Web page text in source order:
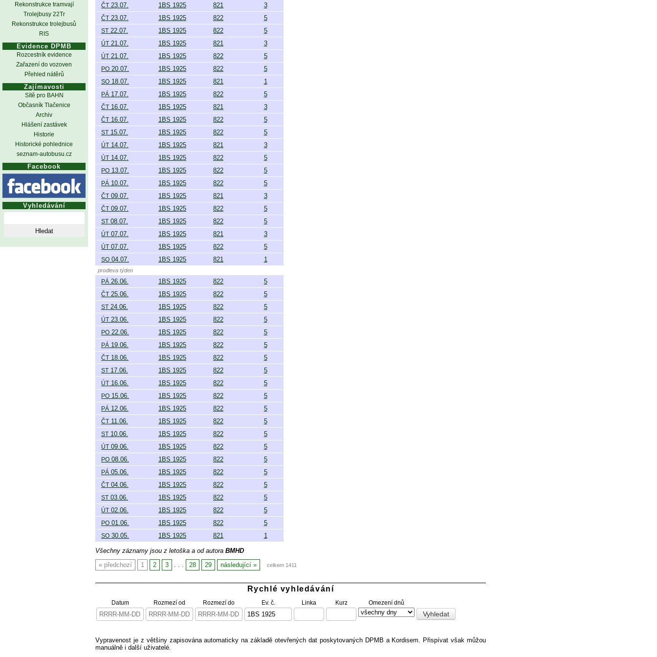
ČT 23.07. 1BS 1925 821 3
ČT 23.07. 1BS 1925 822 5
ST 22.07. 1BS 1925 822 5
ÚT 21.07. 1BS 1925 821 3
ÚT 21.07. 1BS 1925 822 5
PO 20.07. 1BS 1925 822 5
SO 18.07. 1BS 1925 821 1
PÁ 17.07. 1BS 1925 822 5
ČT 16.07. 1BS 1925 821 3
ČT 16.07. 1BS 1925 822 5
ST 15.07. 1BS 1925 822 5
ÚT 14.07. 1BS 1925 821 3
ÚT 14.07. 1BS 1925 822 5
PO 13.07. 1BS 1925 822 5
PÁ 10.07. 1BS 1925 822 5
ČT 09.07. 1BS 1925 821 3
ČT 09.07. 1BS 1925 822 5
ST 08.07. 1BS 1925 822 5
ÚT 07.07. 1BS 1925 821 3
ÚT 07.07. 1BS 1925 822 5
SO 04.07. 1BS 1925 821 1
prodleva týden
PÁ 26.06. 1BS 1925 822 5
ČT 25.06. 1BS 1925 822 5
ST 24.06. 1BS 1925 822 5
ÚT 23.06. 1BS 1925 822 5
PO 22.06. 1BS 1925 822 5
PÁ 19.06. 1BS 1925 822 5
ČT 18.06. 1BS 1925 822 5
ST 17.06. 1BS 1925 822 5
ÚT 16.06. 1BS 1925 822 5
PO 15.06. 1BS 1925 822 5
PÁ 12.06. 1BS 1925 822 5
ČT 11.06. 1BS 1925 822 5
ST 10.06. 1BS 1925 822 5
ÚT 09.06. 1BS 1925 822 5
PO 08.06. 1BS 1925 822 5
PÁ 05.06. 1BS 1925 822 5
ČT 04.06. 1BS 1925 822 5
ST 03.06. 1BS 1925 822 5
ÚT 02.06. 1BS 1925 822 5
PO 01.06. 1BS 1925 822 5
SO 30.05. 1BS 1925 821 1
Všechny záznamy jsou z letoška a od autora BMHD
předchozí
1 2 3 . . . 28 29 následující celkem 1411
Rychlé vyhledávání
Datum Rozmezí od Rozmezí do Ev. č. Linka Kurz Omezení dnů
Vypravenost je z většiny zapisována automaticky na základě otevřených dat poskytovaných DPMB a Kordisem. Přispívat však můžou
manuálně i další uživatelé.
Rekonstrukce tramvají
Trolejbusy 22Tr
Rekonstrukce trolejbusů
RIS
Evidence DPMB
Rozcestník evidence
Zařazení do vozoven
Přehled nátěrů
Zajímavosti
Sítě pro BAHN
Občasník Tlačenice
Archiv
Hlášení zastávek
Historie
Historické pohlednice
seznam-autobusu.cz
Facebook
Vyhledávání